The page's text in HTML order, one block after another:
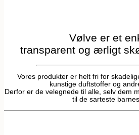
Vølve er et
transparent og ærligt
Vores produkter er helt fri for
kunstige duftstoffer og
Derfor er de velegnede til alle, selv dem
til de sarteste